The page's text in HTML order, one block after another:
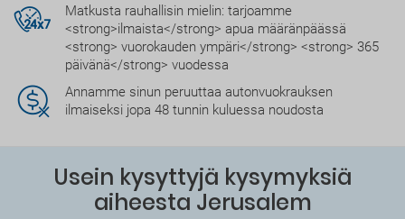
Matkusta rauhallisin mielin: tarjoamme
<strong>ilmaista</strong> apua määränpäässä
<strong> vuorokauden ympäri</strong> <strong> 365
päivänä</strong> vuodessa
Annamme sinun peruuttaa autonvuokrauksen
ilmaiseksi jopa 48 tunnin kuluessa noudosta
Usein kysyttyjä kysymyksiä
aiheesta Jerusalem